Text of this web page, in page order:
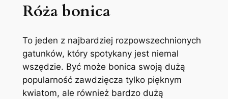
Róża bonica
To jeden z najbardziej rozpowszechnionych
gatunków, który spotykany jest niemal
wszędzie. Być może bonica swoją dużą
popularność zawdzięcza tylko pięknym
kwiatom, ale również bardzo dużą